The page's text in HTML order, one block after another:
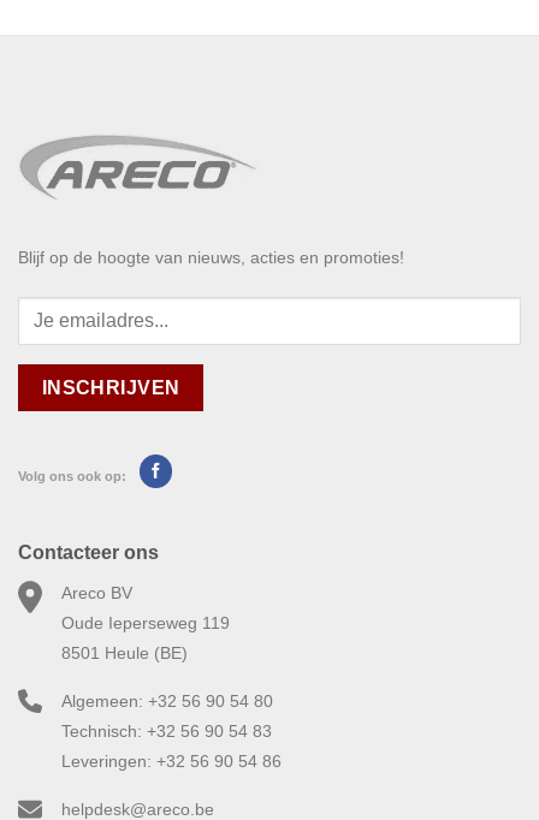
Blijf op de hoogte van nieuws, acties en promoties!
Volg ons ook op:
Contacteer ons
Areco BV
Oude Ieperseweg 119
8501 Heule (BE)
Algemeen: +32 56 90 54 80
Technisch: +32 56 90 54 83
Leveringen: +32 56 90 54 86
helpdesk@areco.be